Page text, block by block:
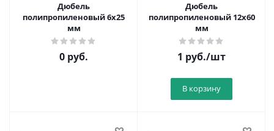
Дюбель
полипропиленовый 6х25
мм
0 руб.
Дюбель
полипропиленовый 12х60
мм
1 руб./шт
В корзину